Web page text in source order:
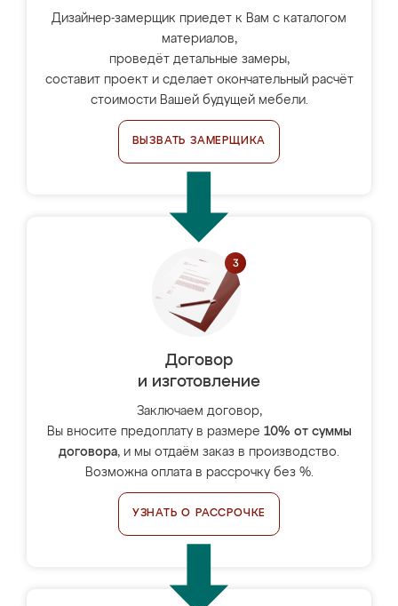
Дизайнер-замерщик приедет к Вам с каталогом
материалов,
проведёт детальные замеры,
составит проект и сделает окончательный расчёт
стоимости Вашей будущей мебели.
ВЫЗВАТЬ ЗАМЕРЩИКА
Договор
и изготовление
Заключаем договор,
Вы вносите предоплату в размере 10% от суммы
договора, и мы отдаём заказ в производство.
Возможна оплата в рассрочку без %.
УЗНАТЬ О РАССРОЧКЕ